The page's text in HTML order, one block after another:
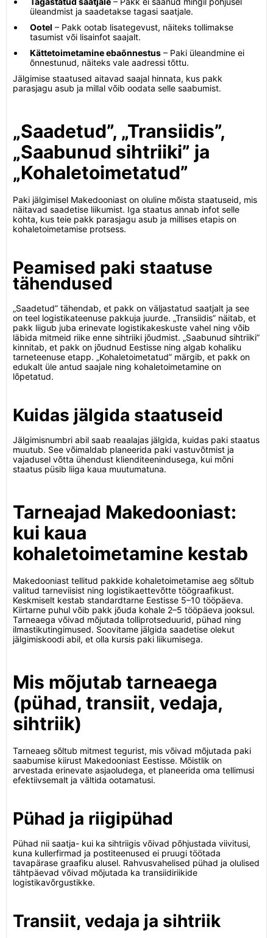
üleandmist ja saadetakse tagasi saatjale.
Ootel – Pakk ootab lisategevust, näiteks tollimakse
tasumist või lisainfot saajalt.
Kättetoimetamine ebaõnnestus – Paki üleandmine ei
õnnestunud, näiteks vale aadressi tõttu.
Jälgimise staatused aitavad saajal hinnata, kus pakk
parasjagu asub ja millal võib oodata selle saabumist.
„Saadetud”, „Transiidis”,
„Saabunud sihtriiki” ja
„Kohaletoimetatud”
Paki jälgimisel Makedooniast on oluline mõista staatuseid, mis
näitavad saadetise liikumist. Iga staatus annab infot selle
kohta, kus teie pakk parasjagu asub ja millises etapis on
kohaletoimetamise protsess.
Peamised paki staatuse
tähendused
„Saadetud” tähendab, et pakk on väljastatud saatjalt ja see
on teel logistikateenuse pakkuja juurde. „Transiidis” näitab, et
pakk liigub juba erinevate logistikakeskuste vahel ning võib
läbida mitmeid riike enne sihtriiki jõudmist. „Saabunud sihtriiki”
kinnitab, et pakk on jõudnud Eestisse ning algab kohaliku
tarneteenuse etapp. „Kohaletoimetatud” märgib, et pakk on
edukalt üle antud saajale ning kohaletoimetamine on
lõpetatud.
Kuidas jälgida staatuseid
Jälgimisnumbri abil saab reaalajas jälgida, kuidas paki staatus
muutub. See võimaldab planeerida paki vastuvõtmist ja
vajadusel võtta ühendust klienditeenindusega, kui mõni
staatus püsib liiga kaua muutumatuna.
Tarneajad Makedooniast:
kui kaua
kohaletoimetamine kestab
Makedooniast tellitud pakkide kohaletoimetamise aeg sõltub
valitud tarneviisist ning logistikaettevõtte töögraafikust.
Keskmiselt kestab standardtarne Eestisse 5–10 tööpäeva.
Kiirtarne puhul võib pakk jõuda kohale 2–5 tööpäeva jooksul.
Tarneaega võivad mõjutada tolliprotseduurid, pühad ning
ilmastikutingimused. Soovitame jälgida saadetise olekut
jälgimiskoodi abil, et olla kursis paki liikumisega.
Mis mõjutab tarneaega
(pühad, transiit, vedaja,
sihtriik)
Tarneaeg sõltub mitmest tegurist, mis võivad mõjutada paki
saabumise kiirust Makedooniast Eestisse. Mõistlik on
arvestada erinevate asjaoludega, et planeerida oma tellimusi
efektiivsemalt ja vältida ootamatusi.
Pühad ja riigipühad
Pühad nii saatja- kui ka sihtriigis võivad põhjustada viivitusi,
kuna kullerfirmad ja postiteenused ei pruugi töötada
tavapärase graafiku alusel. Rahvusvahelised pühad ja olulised
tähtpäevad võivad mõjutada ka transiidiriikide
logistikavõrgustikke.
Transiit, vedaja ja sihtriik